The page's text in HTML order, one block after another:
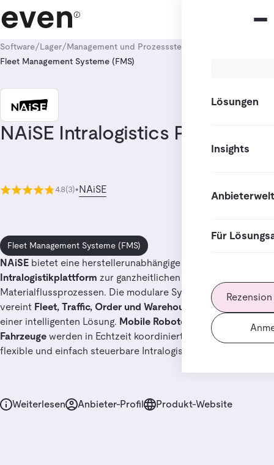
Lösungen
Insights
Anbieterwelt
Für
Software/Lager/Management und Prozesssteuerung
Fleet Management Systeme (FMS)
NAiSE Intralogistics Platform
4.8(3)•NAiSE
Fleet Management Systeme (FMS)
NAiSE bietet eine herstellerunabhängige
Intralogistikplattform zur ganzheitlichen Steuerung von
Materialflussprozessen. Die modulare Systemarchitektur
vereint Fleet, Traffic, Order und Warehouse Management
einer intelligenten Lösung. Mobile Roboter und manuelle
Fahrzeuge werden in Echtzeit koordiniert – für transparente,
flexible und einfach steuerbare Intralogistik.
Weiterlesen Anbieter-Profil Produkt-Website